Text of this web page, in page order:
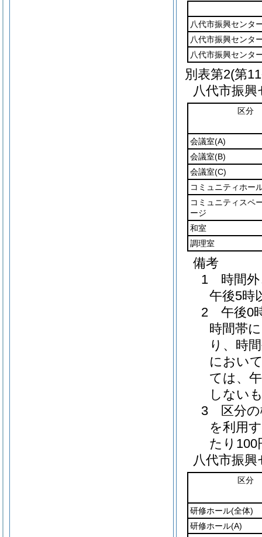
八代市振興センタ
八代市振興センタ
八代市振興センタ
別表第2(第
八代市振
区分
会議室(A)
会議室(B)
会議室(C)
コミュニティホー
コミュニティスペ
ージ
和室
調理室
備考
1 時間外
午後5時
2 午後0
時間帯
り、時
におい
ては、
しない
3 区分の
を利用
たり100
八代市振
区分
研修ホール(全体)
研修ホール(A)